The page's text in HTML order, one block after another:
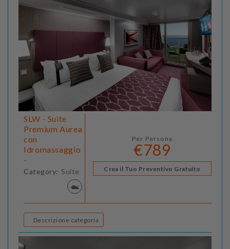
SLW - Suite
Premium Aurea
con
Idromassaggio
-
Category: Suite
Per Persona
€789
Crea il Tuo Preventivo Gratuito
Descrizione categoria